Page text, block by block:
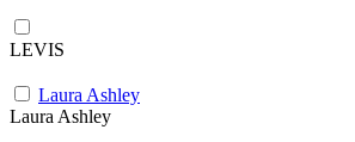
LEVIS
Laura Ashley
Laura Ashley